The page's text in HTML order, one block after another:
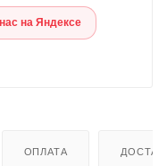
на Яндексе
ОПЛАТА